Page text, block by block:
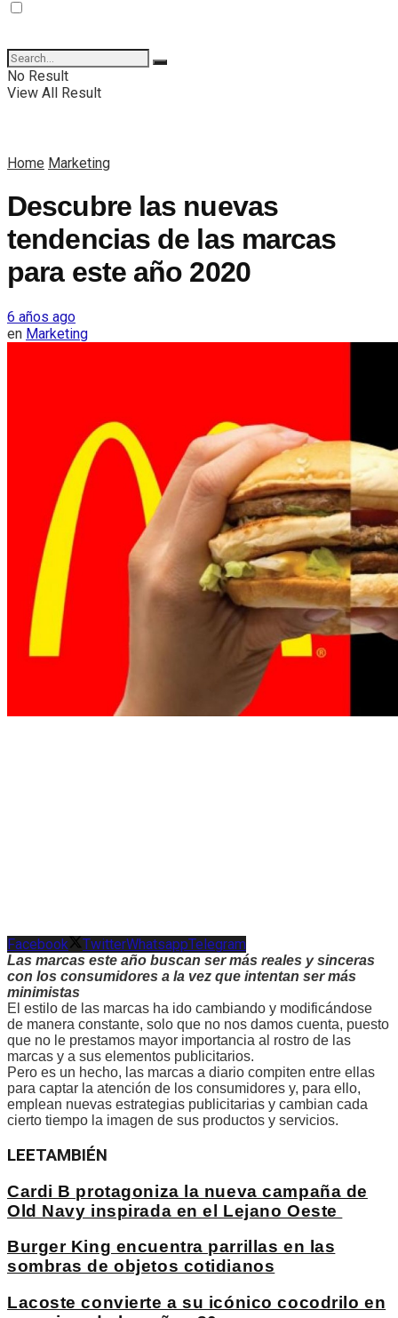
No Result
View All Result
Home Marketing
Descubre las nuevas
tendencias de las marcas
para este año 2020
6 años ago
en Marketing
Facebook TwitterWhatsappTelegram
Las marcas este año buscan ser más reales y sinceras
con los consumidores a la vez que intentan ser más
minimistas
El estilo de las marcas ha ido cambiando y modificándose
de manera constante, solo que no nos damos cuenta, puesto
que no le prestamos mayor importancia al rostro de las
marcas y a sus elementos publicitarios.
Pero es un hecho, las marcas a diario compiten entre ellas
para captar la atención de los consumidores y, para ello,
emplean nuevas estrategias publicitarias y cambian cada
cierto tiempo la imagen de sus productos y servicios.
LEETAMBIÉN
Cardi B protagoniza la nueva campaña de
Old Navy inspirada en el Lejano Oeste
Burger King encuentra parrillas en las
sombras de objetos cotidianos
Lacoste convierte a su icónico cocodrilo en